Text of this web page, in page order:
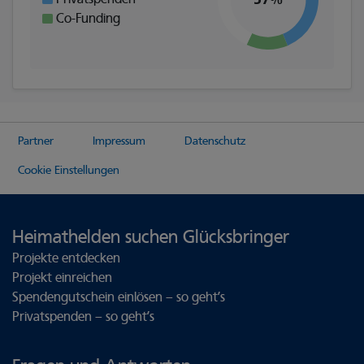
Co-Funding
Partner Impressum Datenschutz
Cookie Einstellungen
Heimathelden suchen Glücksbringer
Projekte entdecken
Projekt einreichen
Spendengutschein einlösen – so geht’s
Privatspenden – so geht’s